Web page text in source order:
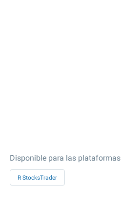
Disponible para las plataformas
R StocksTrader